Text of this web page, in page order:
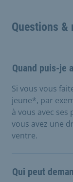
Questions &
Quand puis-je
Si vous vous
jeune*, par
à vous avec
vous avez une
ventre.
Qui peut